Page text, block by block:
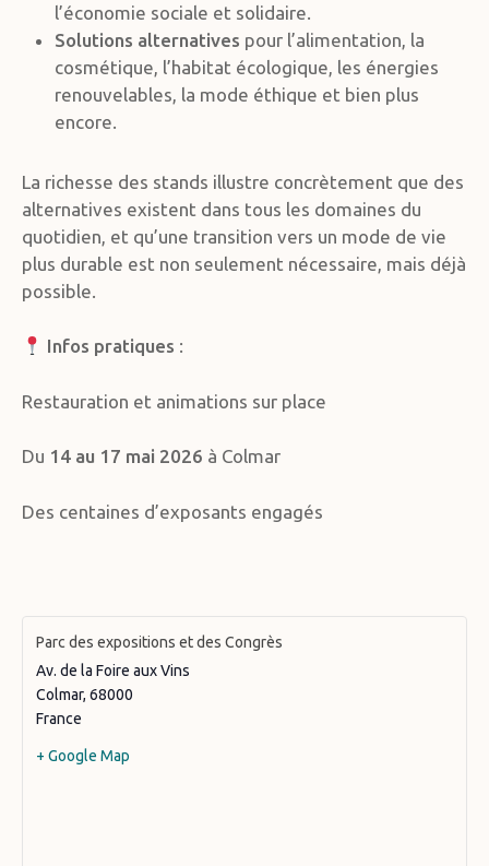
l’économie sociale et solidaire.
Solutions alternatives pour l’alimentation, la
cosmétique, l’habitat écologique, les énergies
renouvelables, la mode éthique et bien plus
encore.
La richesse des stands illustre concrètement que des
alternatives existent dans tous les domaines du
quotidien, et qu’une transition vers un mode de vie
plus durable est non seulement nécessaire, mais déjà
possible.
Infos pratiques :
Restauration et animations sur place
Du 14 au 17 mai 2026 à Colmar
Des centaines d’exposants engagés
Parc des expositions et des Congrès
Av. de la Foire aux Vins
Colmar, 68000
France
+ Google Map